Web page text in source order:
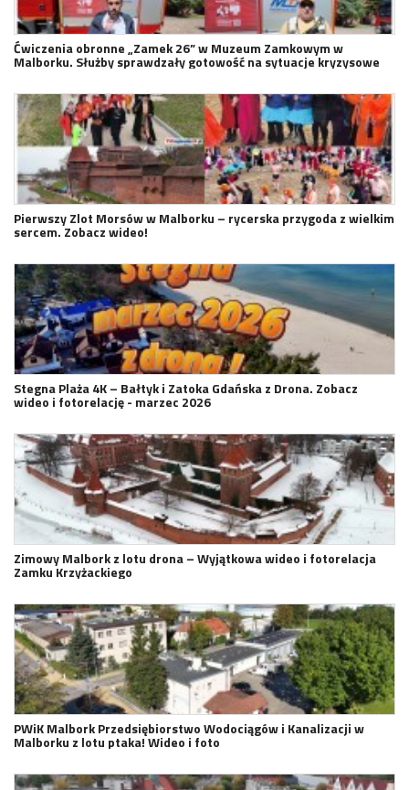
Ćwiczenia obronne „Zamek 26” w Muzeum Zamkowym w
Malborku. Służby sprawdzały gotowość na sytuacje kryzysowe
Pierwszy Zlot Morsów w Malborku – rycerska przygoda z wielkim
sercem. Zobacz wideo!
Stegna Plaża 4K – Bałtyk i Zatoka Gdańska z Drona. Zobacz
wideo i fotorelację - marzec 2026
Zimowy Malbork z lotu drona – Wyjątkowa wideo i fotorelacja
Zamku Krzyżackiego
PWiK Malbork Przedsiębiorstwo Wodociągów i Kanalizacji w
Malborku z lotu ptaka! Wideo i foto